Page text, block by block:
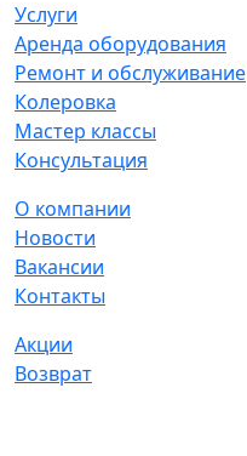
Услуги
Аренда оборудования
Ремонт и обслуживание
Колеровка
Мастер классы
Консультация
О компании
Новости
Вакансии
Контакты
Акции
Возврат